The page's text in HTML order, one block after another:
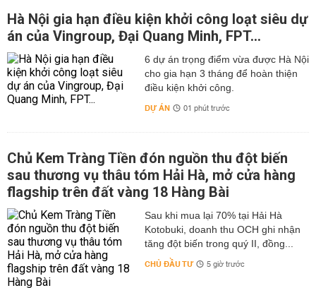
Hà Nội gia hạn điều kiện khởi công loạt siêu dự
án của Vingroup, Đại Quang Minh, FPT...
6 dự án trọng điểm vừa được Hà Nội
cho gia hạn 3 tháng để hoàn thiện
điều kiện khởi công.
DỰ ÁN 01 phút trước
Chủ Kem Tràng Tiền đón nguồn thu đột biến
sau thương vụ thâu tóm Hải Hà, mở cửa hàng
flagship trên đất vàng 18 Hàng Bài
Sau khi mua lại 70% tại Hải Hà
Kotobuki, doanh thu OCH ghi nhận
tăng đột biến trong quý II, đồng...
CHỦ ĐẦU TƯ 5 giờ trước